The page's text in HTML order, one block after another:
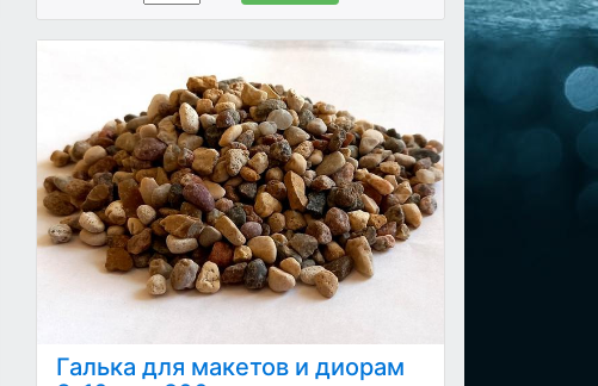
Галька для макетов и диорам